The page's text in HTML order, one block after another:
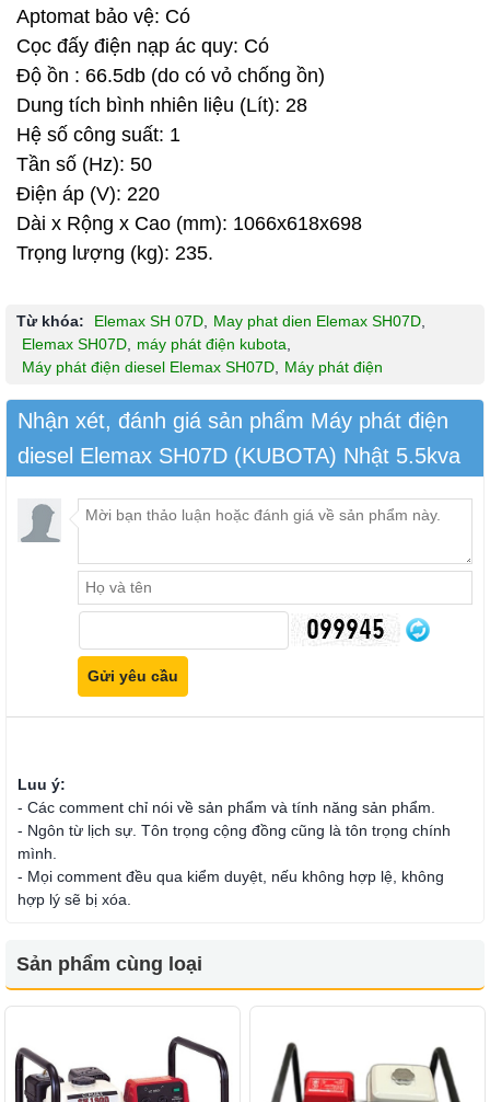
Aptomat bảo vệ: Có
Cọc đấy điện nạp ác quy: Có
Độ ồn : 66.5db (do có vỏ chống ồn)
Dung tích bình nhiên liệu (Lít): 28
Hệ số công suất: 1
Tần số (Hz): 50
Điện áp (V): 220
Dài x Rộng x Cao (mm): 1066x618x698
Trọng lượng (kg): 235.
Từ khóa: Elemax SH 07D, May phat dien Elemax SH07D,
Elemax SH07D, máy phát điện kubota,
Máy phát điện diesel Elemax SH07D, Máy phát điện
Nhận xét, đánh giá sản phẩm Máy phát điện
diesel Elemax SH07D (KUBOTA) Nhật 5.5kva
Luu ý:
- Các comment chỉ nói về sản phẩm và tính năng sản phẩm.
- Ngôn từ lịch sự. Tôn trọng cộng đồng cũng là tôn trọng chính
mình.
- Mọi comment đều qua kiểm duyệt, nếu không hợp lệ, không
hợp lý sẽ bị xóa.
Sản phẩm cùng loại